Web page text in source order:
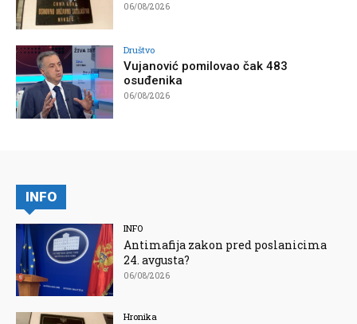
06/08/2026
Društvo
Vujanović pomilovao čak 483
osuđenika
06/08/2026
INFO
INFO
Antimafija zakon pred poslanicima
24. avgusta?
06/08/2026
Hronika